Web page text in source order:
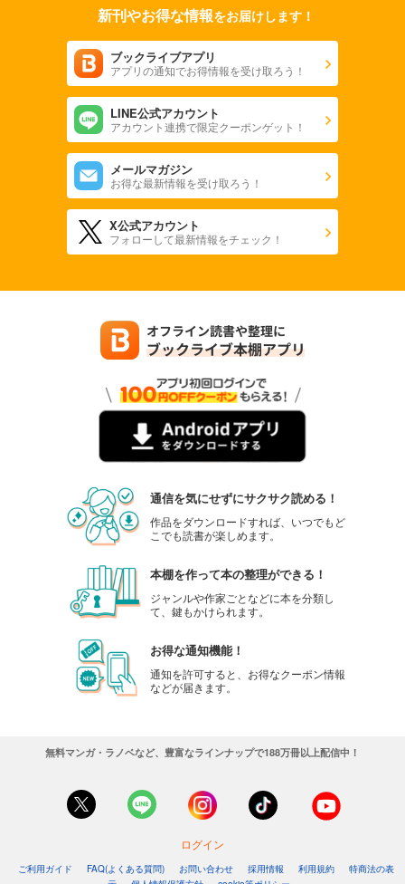
新刊やお得な情報をお届けします！
ブックライブアプリ
アプリの通知でお得情報を受け取ろう！
LINE公式アカウント
アカウント連携で限定クーポンゲット！
メールマガジン
お得な最新情報を受け取ろう！
X公式アカウント
フォローして最新情報をチェック！
通信を気にせずにサクサク読める！
作品をダウンロードすれば、いつでもど
こでも読書が楽しめます。
本棚を作って本の整理ができる！
ジャンルや作家ごとなどに本を分類し
て、鍵もかけられます。
お得な通知機能！
通知を許可すると、お得なクーポン情報
などが届きます。
無料マンガ・ラノベなど、豊富なラインナップで188万冊以上配信中！
ログイン
ご利用ガイド FAQ(よくある質問) お問い合わせ 採用情報 利用規約
特商法の表